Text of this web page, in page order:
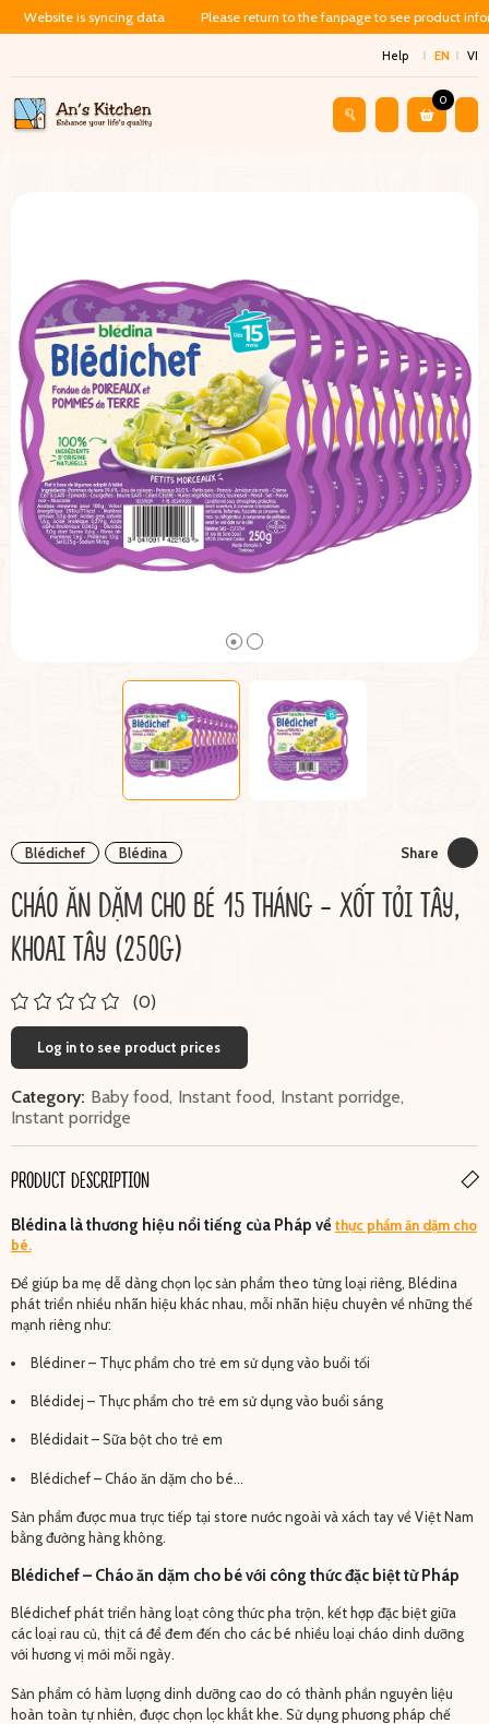
Website is syncing data Please return to the fanpage to see product
Help EN VI
0
Blédichef Blédina Share
CHÁO ĂN DẶM CHO BÉ 15 THÁNG - XỐT TỎI TÂY,
KHOAI TÂY (250G)
(0)
Log in to see product prices
Category: Baby food, Instant food, Instant porridge,
Instant porridge
PRODUCT DESCRIPTION
Blédina là thương hiệu nổi tiếng của Pháp về thực phẩm ăn dặm cho
bé.
Để giúp ba mẹ dễ dàng chọn lọc sản phẩm theo từng loại riêng, Blédina
phát triển nhiều nhãn hiệu khác nhau, mỗi nhãn hiệu chuyên về những thế
mạnh riêng như:
Blédiner – Thực phẩm cho trẻ em sử dụng vào buổi tối
Blédidej – Thực phẩm cho trẻ em sử dụng vào buổi sáng
Blédidait – Sữa bột cho trẻ em
Blédichef – Cháo ăn dặm cho bé…
Sản phẩm được mua trực tiếp tại store nước ngoài và xách tay về Việt Nam
bằng đường hàng không.
Blédichef – Cháo ăn dặm cho bé với công thức đặc biệt từ Pháp
Blédichef phát triển hàng loạt công thức pha trộn, kết hợp đặc biệt giữa
các loại rau củ, thịt cá để đem đến cho các bé nhiều loại cháo dinh dưỡng
với hương vị mới mỗi ngày.
Sản phẩm có hàm lượng dinh dưỡng cao do có thành phần nguyên liệu
hoàn toàn tự nhiên, được chọn lọc khắt khe. Sử dụng phương pháp chế